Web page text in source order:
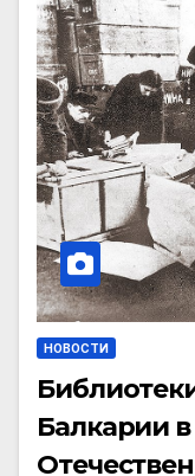
НОВОСТИ
Балкарии